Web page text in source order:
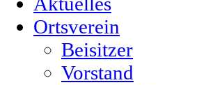
Ortsverein
Beisitzer
Vorstand